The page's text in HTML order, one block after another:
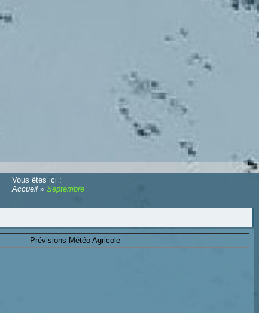
Vous êtes ici :
Accueil»Septembre
Prévisions Météo Agricole